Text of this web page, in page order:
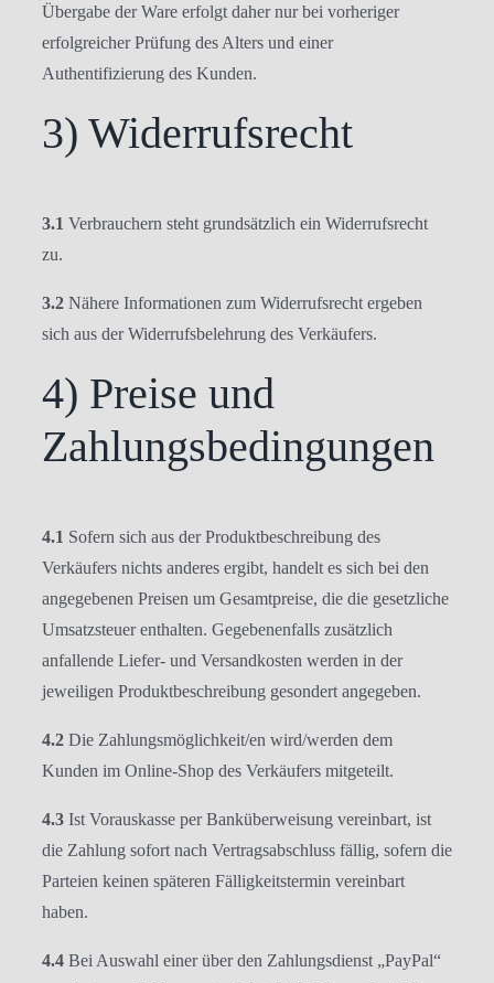
Übergabe der Ware erfolgt daher nur bei vorheriger
erfolgreicher Prüfung des Alters und einer
Authentifizierung des Kunden.
3) Widerrufsrecht
3.1 Verbrauchern steht grundsätzlich ein Widerrufsrecht
zu.
3.2 Nähere Informationen zum Widerrufsrecht ergeben
sich aus der Widerrufsbelehrung des Verkäufers.
4) Preise und
Zahlungsbedingungen
4.1 Sofern sich aus der Produktbeschreibung des
Verkäufers nichts anderes ergibt, handelt es sich bei den
angegebenen Preisen um Gesamtpreise, die die gesetzliche
Umsatzsteuer enthalten. Gegebenenfalls zusätzlich
anfallende Liefer- und Versandkosten werden in der
jeweiligen Produktbeschreibung gesondert angegeben.
4.2 Die Zahlungsmöglichkeit/en wird/werden dem
Kunden im Online-Shop des Verkäufers mitgeteilt.
4.3 Ist Vorauskasse per Banküberweisung vereinbart, ist
die Zahlung sofort nach Vertragsabschluss fällig, sofern die
Parteien keinen späteren Fälligkeitstermin vereinbart
haben.
4.4 Bei Auswahl einer über den Zahlungsdienst „PayPal“